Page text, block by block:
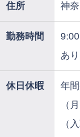
住所 神
勤務時間
あり
休日休暇
年
（
（